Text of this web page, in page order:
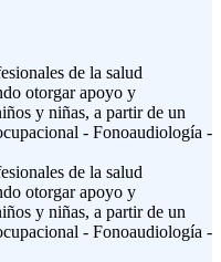
de la salud
otorgar apoyo y
y niñas, a partir de un
- Fonoaudiología -
de la salud
otorgar apoyo y
y niñas, a partir de un
- Fonoaudiología -